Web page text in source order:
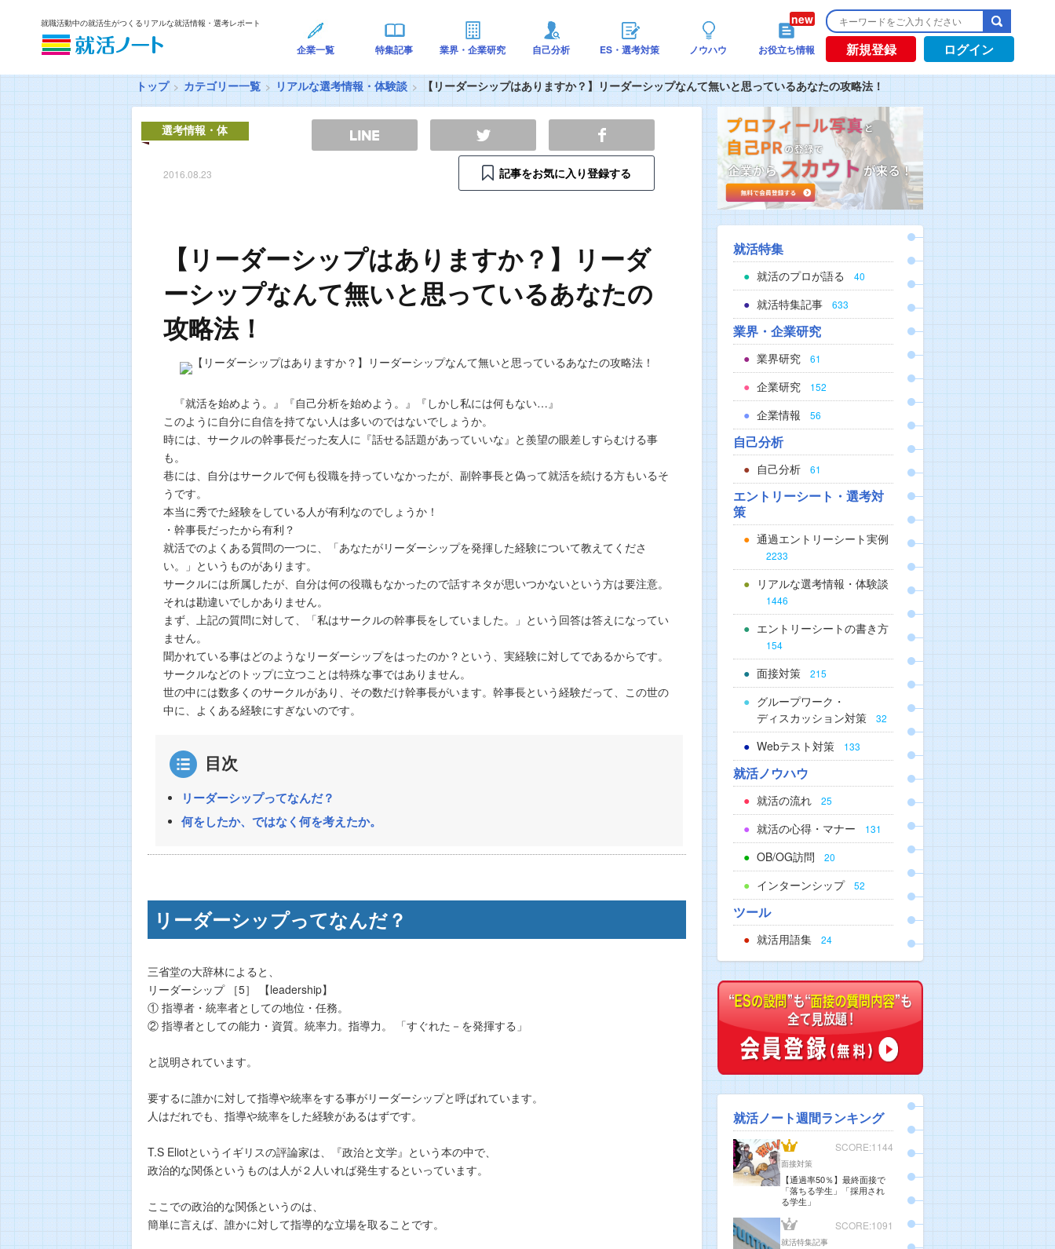
就職活動中の就活生がつくるリアルな就活情報・選考レポート
企業一覧 特集記事 業界・企業研究 自己分析 ES・選考対策 ノウハウ お役立ち情報 新規登録 ログイン
トップ カテゴリー一覧 リアルな選考情報・体験談 【リーダーシップはありますか？】リーダーシップなんて無いと思っているあなたの攻略法！
選考情報・体
2016.08.23 記事をお気に入り登録する
【リーダーシップはありますか？】リーダ
ーシップなんて無いと思っているあなたの
攻略法！
『就活を始めよう。』『自己分析を始めよう。』『しかし私には何もない…』
このように自分に自信を持てない人は多いのではないでしょうか。
時には、サークルの幹事長だった友人に『話せる話題があっていいな』と羨望の眼差しすらむける事
も。
巷には、自分はサークルで何も役職を持っていなかったが、副幹事長と偽って就活を続ける方もいるそ
うです。
本当に秀でた経験をしている人が有利なのでしょうか！
・幹事長だったから有利？
就活でのよくある質問の一つに、「あなたがリーダーシップを発揮した経験について教えてくださ
い。」というものがあります。
サークルには所属したが、自分は何の役職もなかったので話すネタが思いつかないという方は要注意。
それは勘違いでしかありません。
まず、上記の質問に対して、「私はサークルの幹事長をしていました。」という回答は答えになってい
ません。
聞かれている事はどのようなリーダーシップをはったのか？という、実経験に対してであるからです。
サークルなどのトップに立つことは特殊な事ではありません。
世の中には数多くのサークルがあり、その数だけ幹事長がいます。幹事長という経験だって、この世の
中に、よくある経験にすぎないのです。
目次
リーダーシップってなんだ？
何をしたか、ではなく何を考えたか。
リーダーシップってなんだ？
三省堂の大辞林によると、
リーダーシップ ［5］ 【leadership】
① 指導者・統率者としての地位・任務。
② 指導者としての能力・資質。統率力。指導力。 「すぐれた－を発揮する」
と説明されています。
要するに誰かに対して指導や統率をする事がリーダーシップと呼ばれています。
人はだれでも、指導や統率をした経験があるはずです。
T.S Eliotというイギリスの評論家は、『政治と文学』という本の中で、
政治的な関係というものは人が２人いれば発生するといっています。
ここでの政治的な関係というのは、
簡単に言えば、誰かに対して指導的な立場を取ることです。
就活特集
就活のプロが語る 40
就活特集記事 633
業界・企業研究
業界研究 61
企業研究 152
企業情報 56
自己分析
自己分析 61
エントリーシート・選考対
策
通過エントリーシート実例
2233
リアルな選考情報・体験談
1446
エントリーシートの書き方
154
面接対策 215
グループワーク・
ディスカッション対策
32
Webテスト対策 133
就活ノウハウ
就活の流れ 25
就活の心得・マナー 131
OB/OG訪問 20
インターンシップ 52
ツール
就活用語集 24
就活ノート週間ランキング
SCORE:1144
面接対策
【通過率50％】最終面接で
「落ちる学生」「採用され
る学生」
SCORE:1091
就活特集記事